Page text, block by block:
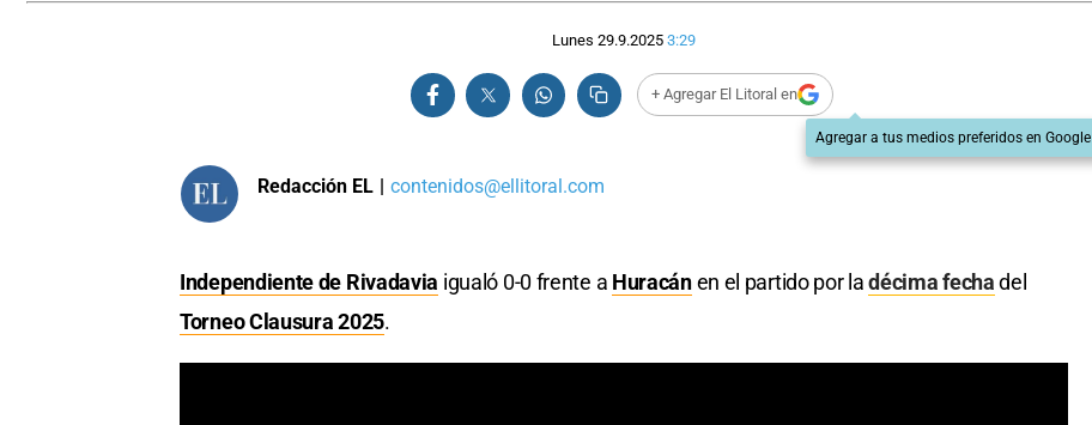
Lunes 29.9.2025 3:29
+ Agregar El Litoral en
Agregar a tus medios preferidos en Google
Redacción EL contenidos@ellitoral.com
Independiente de Rivadavia igualó 0-0 frente a Huracánen el partido por ladécima fechadel
Torneo Clausura 2025.